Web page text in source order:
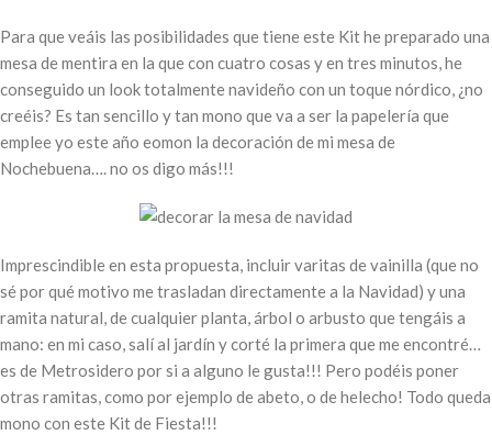
Para que veáis las posibilidades que tiene este Kit he preparado una
mesa de mentira en la que con cuatro cosas y en tres minutos, he
conseguido un look totalmente navideño con un toque nórdico, ¿no
creéis? Es tan sencillo y tan mono que va a ser la papelería que
emplee yo este año eomon la decoración de mi mesa de
Nochebuena…. no os digo más!!!
Imprescindible en esta propuesta, incluir varitas de vainilla (que no
sé por qué motivo me trasladan directamente a la Navidad) y una
ramita natural, de cualquier planta, árbol o arbusto que tengáis a
mano: en mi caso, salí al jardín y corté la primera que me encontré…
es de Metrosidero por si a alguno le gusta!!! Pero podéis poner
otras ramitas, como por ejemplo de abeto, o de helecho! Todo queda
mono con este Kit de Fiesta!!!